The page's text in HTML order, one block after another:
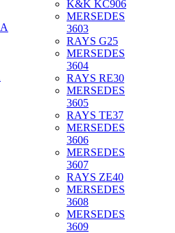
K&K KC906
MERSEDES
3603
RAYS G25
MERSEDES
3604
RAYS RE30
MERSEDES
3605
RAYS TE37
MERSEDES
3606
MERSEDES
3607
RAYS ZE40
MERSEDES
3608
MERSEDES
3609